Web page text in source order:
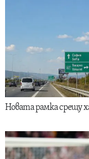
Новата рамка срещу